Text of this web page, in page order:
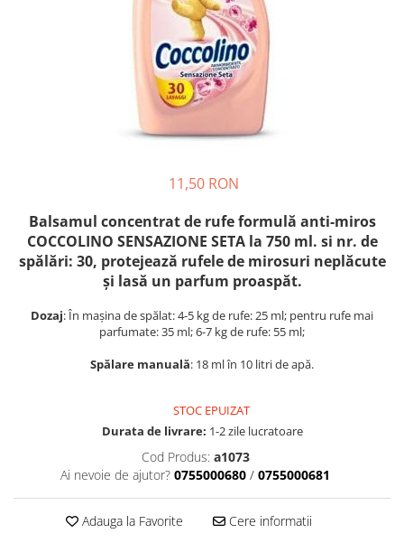
Fructe si legume din Italia
Sosuri de rosii si pasta de tomate
Dulciuri italiene
Biscuiti italieni
Prajituri, napolitane, cornuri
Bomboane italiene
Ciocolata italiana
Bauturi aperitive, alcoolice
Apa italiana
Sucuri si bauturi racoritoare
Solutii curatat suprafete baie
Parfum, odorizant camera
Solutii anti insecte
Geluri de dus pentru Barbati si
Antibacterian Pentru Fata sau
Servetele umede, nazale
Periute de Dinti
Apa de Gura
Igiena intima
Geluri intime
11,50 RON
Balsamul concentrat de rufe formulă anti-miros
COCCOLINO SENSAZIONE SETA la 750 ml. si nr. de
spălări: 30, protejează rufele de mirosuri neplăcute
și lasă un parfum proaspăt.
Dozaj: În mașina de spălat: 4-5 kg de rufe: 25 ml; pentru rufe mai
parfumate: 35 ml; 6-7 kg de rufe: 55 ml;
Spălare manuală: 18 ml în 10 litri de apă.
STOC EPUIZAT
Durata de livrare: 1-2 zile lucratoare
Cod Produs: a1073
Ai nevoie de ajutor? 0755000680 / 0755000681
Adauga la Favorite Cere informatii